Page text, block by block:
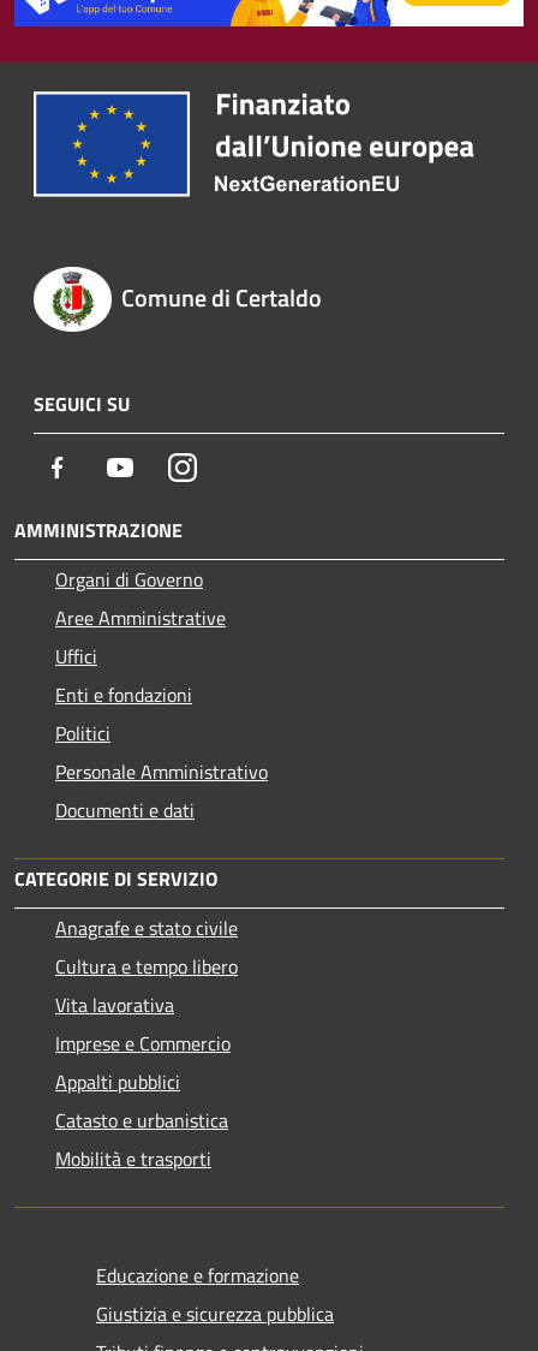
Comune di Certaldo
SEGUICI SU
Facebook YoutubeInstagram
AMMINISTRAZIONE
Organi di Governo
Aree Amministrative
Uffici
Enti e fondazioni
Politici
Personale Amministrativo
Documenti e dati
CATEGORIE DI SERVIZIO
Anagrafe e stato civile
Cultura e tempo libero
Vita lavorativa
Imprese e Commercio
Appalti pubblici
Catasto e urbanistica
Mobilità e trasporti
Educazione e formazione
Giustizia e sicurezza pubblica